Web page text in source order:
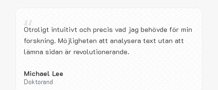
“
Otroligt intuitivt och precis vad jag behövde för min
forskning. Möjligheten att analysera text utan att
lämna sidan är revolutionerande.
Michael Lee
Doktorand